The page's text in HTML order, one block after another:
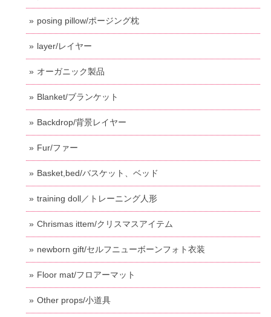
posing pillow/ポージング枕
layer/レイヤー
オーガニック製品
Blanket/ブランケット
Backdrop/背景レイヤー
Fur/ファー
Basket,bed/バスケット、ベッド
training doll／トレーニング人形
Chrismas ittem/クリスマスアイテム
newborn gift/セルフニューボーンフォト衣装
Floor mat/フロアーマット
Other props/小道具